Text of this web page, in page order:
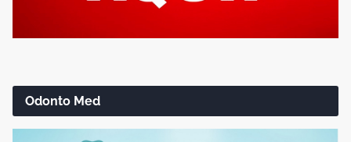
Odonto Med